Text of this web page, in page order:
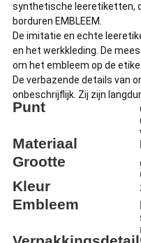
synthetische leeretiketten,
borduren EMBLEEM.
De imitatie en echte
en het werkkleding. De
om het embleem op de
De verbazende details van
onbeschrijflijk. Zij zijn
Punt
Materiaal
Grootte
Kleur
Embleem